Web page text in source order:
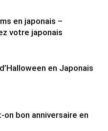
en japonais –
votre japonais
en Japonais
on bon anniversaire en